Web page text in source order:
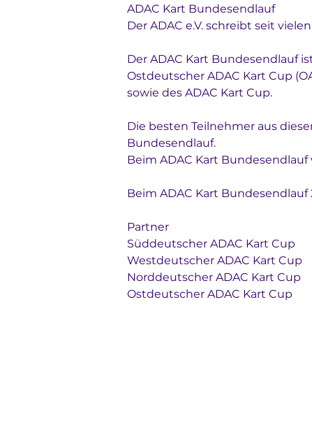
ADAC Kart Bundesendlauf
Der ADAC e.V. schreibt seit
Der ADAC Kart Bundesendlauf
Ostdeutscher ADAC Kart Cup
sowie des ADAC Kart Cup.
Die besten Teilnehmer aus
Bundesendlauf.
Beim ADAC Kart
Beim ADAC Kart
Partner
Süddeutscher ADAC Kart Cup
Westdeutscher ADAC Kart Cup
Norddeutscher ADAC Kart Cup
Ostdeutscher ADAC Kart Cup